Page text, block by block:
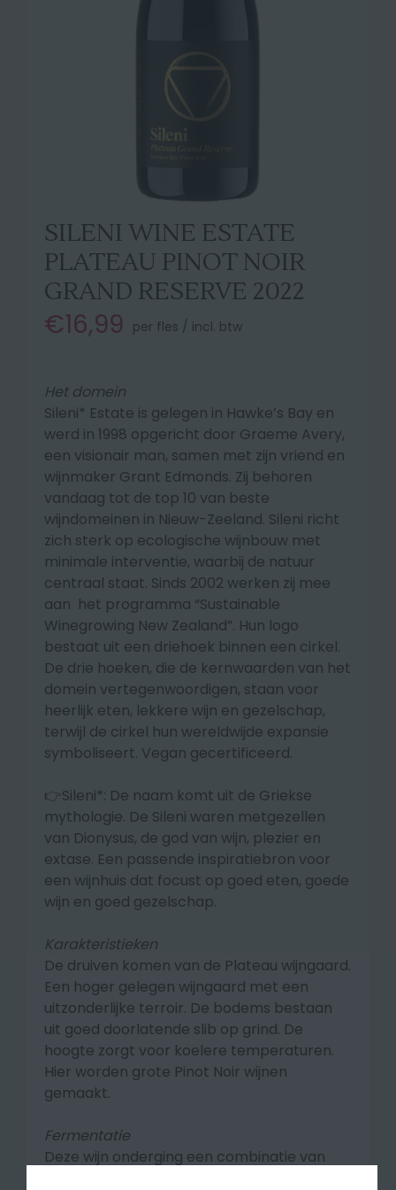
SILENI WINE ESTATE
PLATEAU PINOT NOIR
GRAND RESERVE 2022
€16,99 per fles / incl. btw
Het domein
Sileni* Estate is gelegen in Hawke’s Bay en
werd in 1998 opgericht door Graeme Avery,
een visionair man, samen met zijn vriend en
wijnmaker Grant Edmonds. Zij behoren
vandaag tot de top 10 van beste
wijndomeinen in Nieuw-Zeeland. Sileni richt
zich sterk op ecologische wijnbouw met
minimale interventie, waarbij de natuur
centraal staat. Sinds 2002 werken zij mee
aan het programma “Sustainable
Winegrowing New Zealand”. Hun logo
bestaat uit een driehoek binnen een cirkel.
De drie hoeken, die de kernwaarden van het
domein vertegenwoordigen, staan voor
heerlijk eten, lekkere wijn en gezelschap,
terwijl de cirkel hun wereldwijde expansie
symboliseert. Vegan gecertificeerd.
👉Sileni*: De naam komt uit de Griekse
mythologie. De Sileni waren metgezellen
van Dionysus, de god van wijn, plezier en
extase. Een passende inspiratiebron voor
een wijnhuis dat focust op goed eten, goede
wijn en goed gezelschap.
Karakteristieken
De druiven komen van de Plateau wijngaard.
Een hoger gelegen wijngaard met een
uitzonderlijke terroir. De bodems bestaan
uit goed doorlatende slib op grind. De
hoogte zorgt voor koelere temperaturen.
Hier worden grote Pinot Noir wijnen
gemaakt.
Fermentatie
Deze wijn onderging een combinatie van